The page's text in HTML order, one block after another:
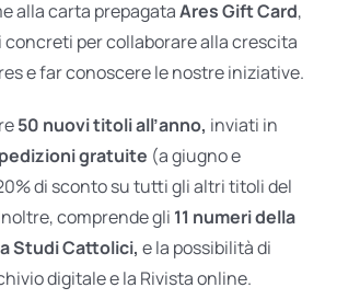
alla carta prepagataAres Gift Card,
per collaborare alla crescita
e far conoscere le nostre iniziative.
50 nuovi titoli all’anno, inviati in
gratuite (a giugno e
di sconto su tutti gli altri titoli del
comprende gli 11 numeri della
Studi Cattolici, e la possibilità di
digitale e la Rivista online.